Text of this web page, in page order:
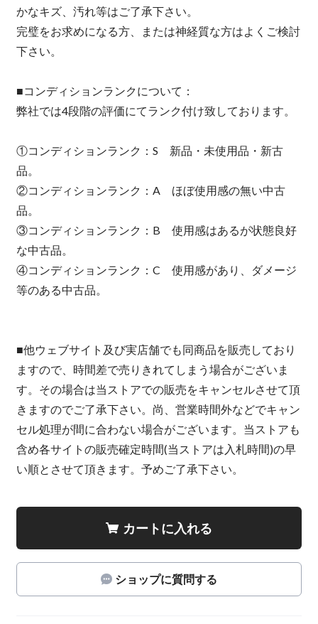
かなキズ、汚れ等はご了承下さい。
完璧をお求めになる方、または神経質な方はよくご検討
下さい。
■コンディションランクについて：
弊社では4段階の評価にてランク付け致しております。
①コンディションランク：S 新品・未使用品・新古
品。
②コンディションランク：A ほぼ使用感の無い中古
品。
③コンディションランク：B 使用感はあるが状態良好
な中古品。
④コンディションランク：C 使用感があり、ダメージ
等のある中古品。
■他ウェブサイト及び実店舗でも同商品を販売しており
ますので、時間差で売りきれてしまう場合がございま
す。その場合は当ストアでの販売をキャンセルさせて頂
きますのでご了承下さい。尚、営業時間外などでキャン
セル処理が間に合わない場合がございます。当ストアも
含め各サイトの販売確定時間(当ストアは入札時間)の早
い順とさせて頂きます。予めご了承下さい。
カートに入れる
ショップに質問する